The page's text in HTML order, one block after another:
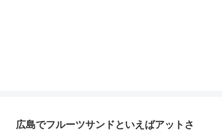
広島でフルーツサンドといえばアットさ